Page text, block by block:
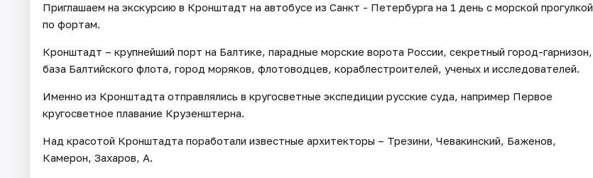
Приглашаем на экскурсию в Кронштадт на автобусе из Санкт - Петербурга на 1 день с морской прогулкой
по фортам.
Кронштадт – крупнейший порт на Балтике, парадные морские ворота России, секретный город-гарнизон,
база Балтийского флота, город моряков, флотоводцев, кораблестроителей, ученых и исследователей.
Именно из Кронштадта отправлялись в кругосветные экспедиции русские суда, например Первое
кругосветное плавание Крузенштерна.
Над красотой Кронштадта поработали известные архитекторы – Трезини, Чевакинский, Баженов,
Камерон, Захаров, А.